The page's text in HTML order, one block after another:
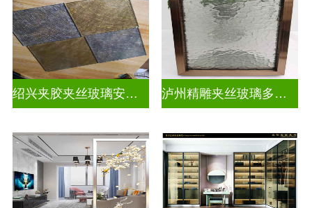
绍兴夹胶夹丝玻璃安装电话 泸州精雕夹丝玻璃多少钱